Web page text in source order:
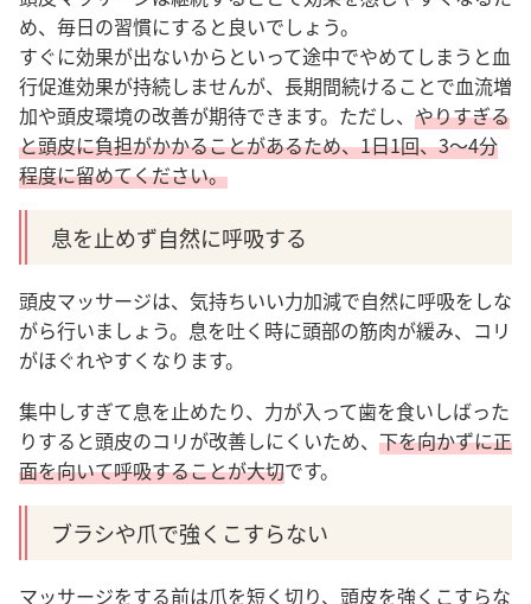
め、毎日の習慣にすると良いでしょう。
すぐに効果が出ないからといって途中でやめてしまうと血
行促進効果が持続しませんが、長期間続けることで血流増
加や頭皮環境の改善が期待できます。 ただし、 やりすぎる
と頭皮に負担がかかることがあるため、1日1回、3〜4分
程度に留めてください。
息を止めず自然に呼吸する
頭皮マッサージは、気持ちいい力加減で自然に呼吸をしな
がら行いましょう。息を吐く時に頭部の筋肉が緩み、コリ
がほぐれやすくなります。
集中しすぎて息を止めたり、力が入って歯を食いしばった
りすると頭皮のコリが改善しにくいため、 下を向かずに正
面を向いて呼吸することが大切です。
ブラシや爪で強くこすらない
マッサージをする前は爪を短く切り、頭皮を強くこすらな